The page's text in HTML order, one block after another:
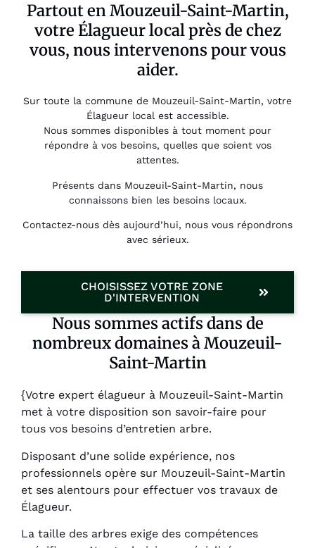
Partout en Mouzeuil-Saint-Martin,
votre Élagueur local près de chez
vous, nous intervenons pour vous
aider.
Sur toute la commune de Mouzeuil-Saint-Martin, votre
Élagueur local est accessible.
Nous sommes disponibles à tout moment pour
répondre à vos besoins, quelles que soient vos
attentes.
Présents dans Mouzeuil-Saint-Martin, nous
connaissons bien les besoins locaux.
Contactez-nous dès aujourd’hui, nous vous répondrons
avec sérieux.
CHOISISSEZ VOTRE ZONE
D'INTERVENTION
Nous sommes actifs dans de
nombreux domaines à Mouzeuil-
Saint-Martin
{Votre expert élagueur à Mouzeuil-Saint-Martin
met à votre disposition son savoir-faire pour
tous vos besoins d’entretien arbre.
Disposant d’une solide expérience, nos
professionnels opère sur Mouzeuil-Saint-Martin
et ses alentours pour effectuer vos travaux de
Élagueur.
La taille des arbres exige des compétences